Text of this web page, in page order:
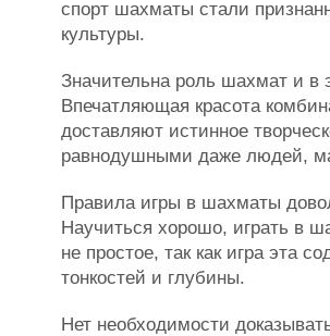
спорт шахматы стали
культуры.
Значительна роль шахмат и в
Впечатляющая красота
доставляют истинное
равнодушными даже людей,
Правила игры в шахматы
Научиться хорошо, играть в
не простое, так как игра эта
тонкостей и глубины.
Нет необходимости